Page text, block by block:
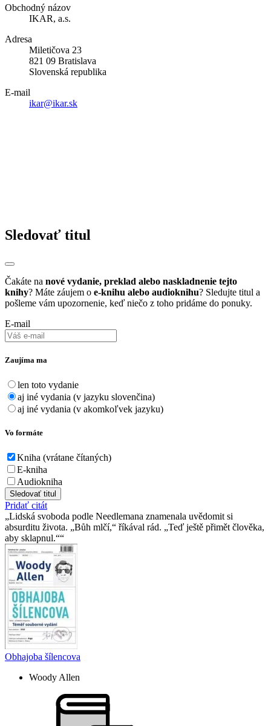
Obchodný názov
IKAR, a.s.
Adresa
Miletičova 23
821 09 Bratislava
Slovenská republika
E-mail
ikar@ikar.sk
Sledovať titul
Čakáte na nové vydanie, preklad alebo naskladnenie tejto
knihy? Máte záujem o e-knihu alebo audioknihu? Sledujte titul a
pošleme vám upozornenie, keď niečo z toho pridáme do ponuky.
E-mail
Zaujíma ma
len toto vydanie
aj iné vydania (v jazyku slovenčina)
aj iné vydania (v akomkoľvek jazyku)
Vo formáte
Kniha (vrátane čítaných)
E-kniha
Audiokniha
Sledovať titul
Pridať citát
Lidská svoboda podle Needlemana znamenala uvědomit si
absurditu života. „Bůh mlčí,“ říkával rád. „Teď ještě přimět člověka,
aby sklapnul.“
Obhajoba šílencova
Woody Allen